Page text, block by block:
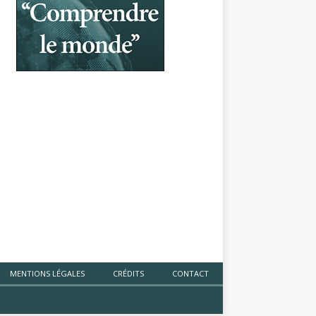
MENTIONS LÉGALES CRÉDITS CONTACT